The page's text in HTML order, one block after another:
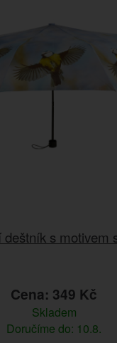
deštník s motivem
Cena: 349 Kč
Skladem
Doručíme do: 10.8.